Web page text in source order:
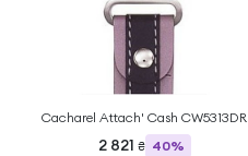
Cacharel Attach' Cash CW5313DR
2 821 ₴ 40%